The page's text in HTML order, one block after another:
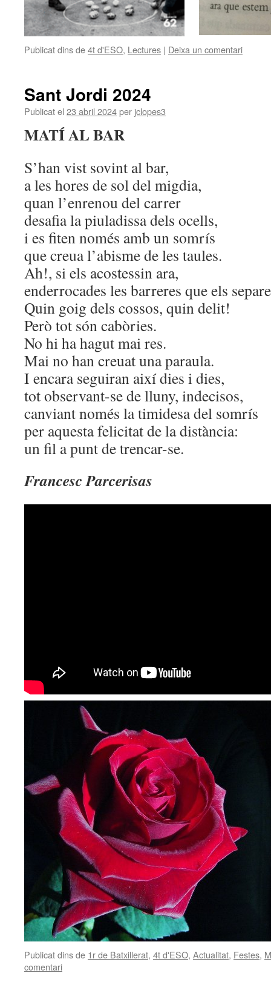
Publicat dins de4t d'ESO, Lectures | Deixa un comentari
Sant Jordi 2024
Publicat el 23 abril 2024per jclopes3
MATÍ AL BAR
S’han vist sovint al bar,
a les hores de sol del migdia,
quan l’enrenou del carrer
desafia la piuladissa dels ocells,
i es fiten només amb un somrís
que creua l’abisme de les taules.
Ah!, si els acostessin ara,
enderrocades les barreres que els
Quin goig dels cossos, quin delit!
Però tot són cabòries.
No hi ha hagut mai res.
Mai no han creuat una paraula.
I encara seguiran així dies i dies,
tot observant-se de lluny, indecisos,
canviant només la timidesa del somrís
per aquesta felicitat de la distància:
un fil a punt de trencar-se.
Francesc Parcerisas
Publicat dins de 1r de Batxillerat, 4t d'ESO, Actualitat, Festes,
comentari